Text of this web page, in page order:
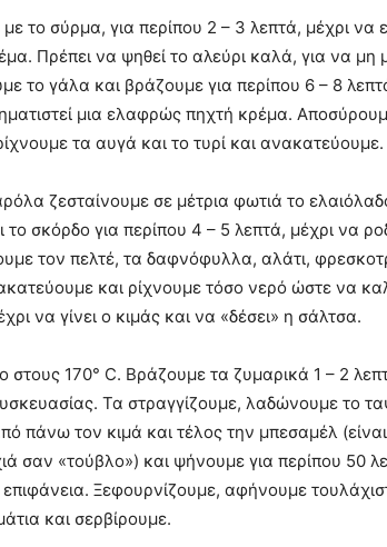
το σύρμα, για περίπου 2 – 3 λεπτά, μέχρι να
Πρέπει να ψηθεί το αλεύρι καλά, για να μη
το γάλα και βράζουμε για περίπου 6 – 8
μια ελαφρώς πηχτή κρέμα.
τα αυγά και το τυρί και ανακατεύουμε.
ζεσταίνουμε σε μέτρια φωτιά το
σκόρδο για περίπου 4 – 5 λεπτά, μέχρι να
τον πελτέ, τα δαφνόφυλλα, αλάτι,
και ρίχνουμε τόσο νερό ώστε να
να γίνει ο κιμάς και να «δέσει» η σάλτσα.
στους 170° C. Βράζουμε τα ζυμαρικά 1 – 2
Τα στραγγίζουμε, λαδώνουμε το
πάνω τον κιμά και τέλος την μπεσαμέλ
σαν «τούβλο») και ψήνουμε για περίπου 50
Ξεφουρνίζουμε, αφήνουμε
και σερβίρουμε.